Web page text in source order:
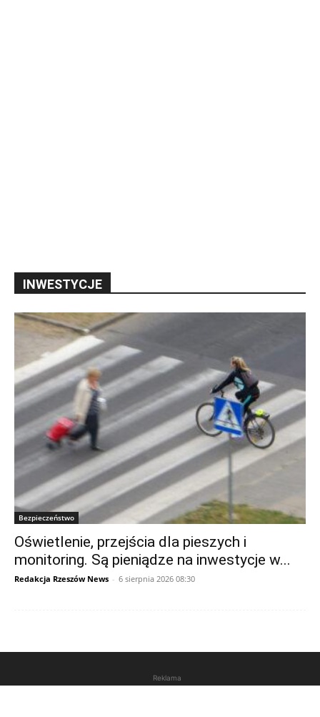
INWESTYCJE
Bezpieczeństwo
Oświetlenie, przejścia dla pieszych i
monitoring. Są pieniądze na inwestycje w...
Redakcja Rzeszów News - 6 sierpnia 2026 08:30
Reklama